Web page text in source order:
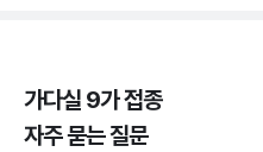
가다실 9가 접종
자주 묻는 질문